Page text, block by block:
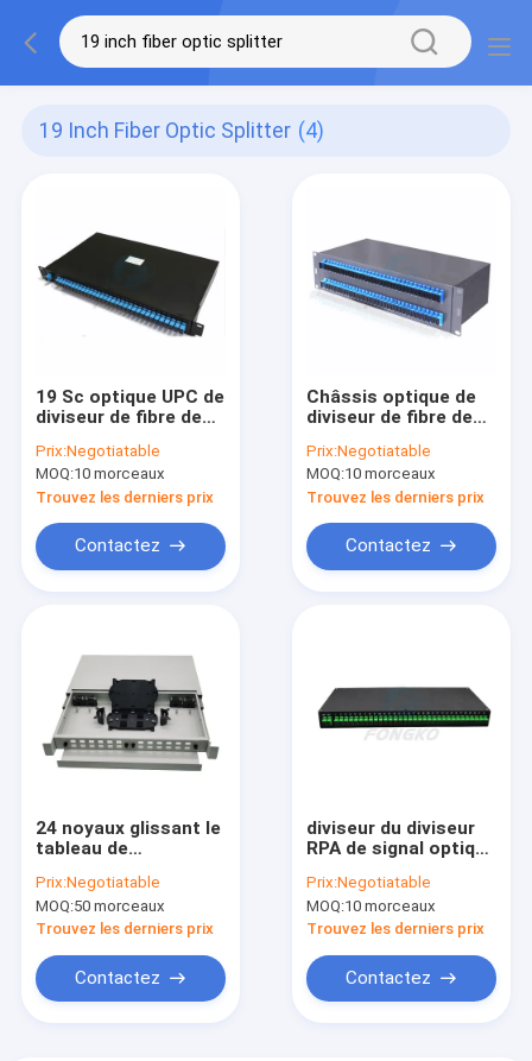
19 Inch Fiber Optic Splitter (4)
19 Sc optique UPC de
diviseur de fibre de
PLC de pouce 1x32
Prix:Negotiatable
MOQ:10 morceaux
Trouvez les derniers prix
Contactez
Châssis optique de
diviseur de fibre de
PLC de Sc RPA du
connecteur 1x64
Prix:Negotiatable
MOQ:10 morceaux
Trouvez les derniers prix
Contactez
24 noyaux glissant le
tableau de
coffret d'extrémité
ODF type de bâti de
Cabinet de réseau de
Prix:Negotiatable
MOQ:50 morceaux
Trouvez les derniers prix
Contactez
diviseur du diviseur
RPA de signal optique
avec des
adaptateurs de Sc 19
pouces
Prix:Negotiatable
MOQ:10 morceaux
Trouvez les derniers prix
Contactez